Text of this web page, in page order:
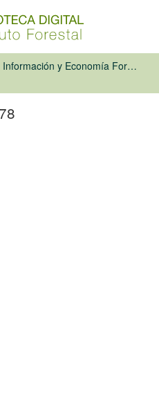
Información y Economía Forestal